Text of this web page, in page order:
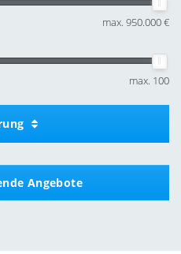
max. 950.000 €
max. 100
Angebote